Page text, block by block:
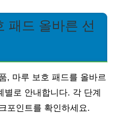
패드 올바른 선
, 마루 보호 패드를 올바르
로 안내합니다. 각 단계
포인트를 확인하세요.